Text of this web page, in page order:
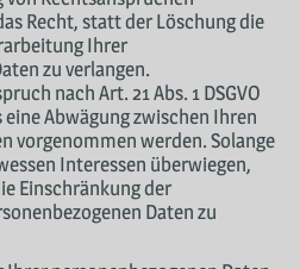
Recht, statt der Löschung die
Ihrer
zu verlangen.
nach Art. 21 Abs. 1 DSGVO
Abwägung zwischen Ihren
vorgenommen werden. Solange
Interessen überwiegen,
Einschränkung der
Daten zu